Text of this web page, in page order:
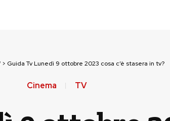
> Guida Tv Lunedì 9 ottobre 2023 cosa c’è stasera in tv?
Cinema TV